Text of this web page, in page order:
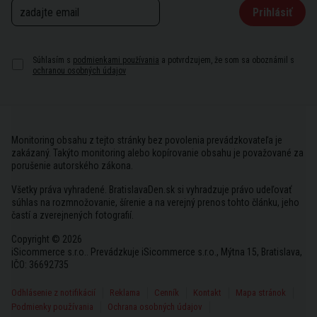
Prihlásiť
Súhlasím s podmienkami používania a potvrdzujem, že som sa oboznámil s
ochranou osobných údajov
Monitoring obsahu z tejto stránky bez povolenia prevádzkovateľa je
zakázaný. Takýto monitoring alebo kopírovanie obsahu je považované za
porušenie autorského zákona.
Všetky práva vyhradené. BratislavaDen.sk si vyhradzuje právo udeľovať
súhlas na rozmnožovanie, šírenie a na verejný prenos tohto článku, jeho
častí a zverejnených fotografií.
Copyright © 2026
iSicommerce s.r.o.. Prevádzkuje iSicommerce s.r.o., Mýtna 15, Bratislava,
IČO: 36692735
Odhlásenie z notifikácií Reklama Cenník Kontakt
Mapa stránok
Podmienky používania
Ochrana osobných údajov